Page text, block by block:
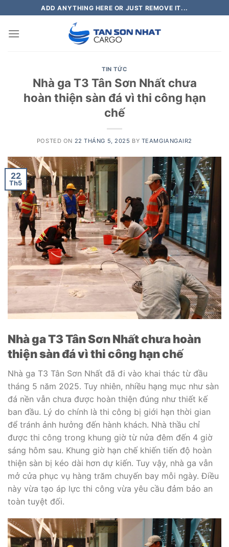
to
content
ADD ANYTHING HERE OR JUST REMOVE IT...
TIN TỨC
Nhà ga T3 Tân Sơn Nhất chưa
hoàn thiện sàn đá vì thi công hạn
chế
POSTED ON 22 THÁNG 5, 2025 BY TEAMGIANGAIR2
22
Th5
Nhà ga T3 Tân Sơn Nhất chưa hoàn
thiện sàn đá vì thi công hạn chế
Nhà ga T3 Tân Sơn Nhất đã đi vào khai thác từ đầu
tháng 5 năm 2025. Tuy nhiên, nhiều hạng mục như sàn
đá nền vẫn chưa được hoàn thiện đúng như thiết kế
ban đầu. Lý do chính là thi công bị giới hạn thời gian
để tránh ảnh hưởng đến hành khách. Nhà thầu chỉ
được thi công trong khung giờ từ nửa đêm đến 4 giờ
sáng hôm sau. Khung giờ hạn chế khiến tiến độ hoàn
thiện sàn bị kéo dài hơn dự kiến. Tuy vậy, nhà ga vẫn
mở cửa phục vụ hàng trăm chuyến bay mỗi ngày. Điều
này vừa tạo áp lực thi công vừa yêu cầu đảm bảo an
toàn tuyệt đối.